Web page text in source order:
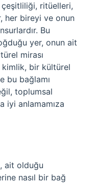
çeşitliliği, ritüelleri,
her bireyi ve onun
Bu
yer, onun ait
mirası
kimlik, bir kültürel
bu bağlamı
toplumsal
iyi anlamamıza
ait olduğu
nasıl bir bağ